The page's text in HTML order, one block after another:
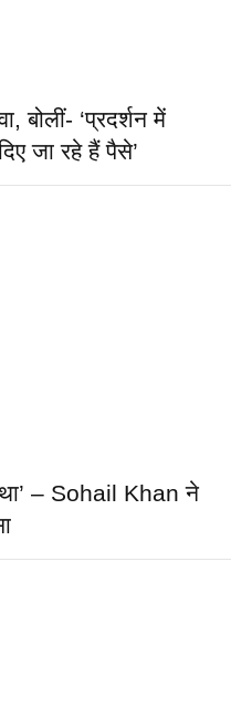
बोलीं- ‘प्रदर्शन में
जा रहे हैं पैसे’
– Sohail Khan ने